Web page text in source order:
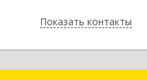
Показать контакты
Назад